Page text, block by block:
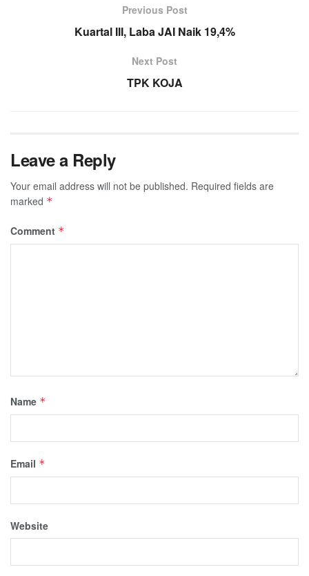
Previous Post
Kuartal III, Laba JAI Naik 19,4%
Next Post
TPK KOJA
Leave a Reply
Your email address will not be published. Required fields are
marked *
Comment *
Name *
Email *
Website